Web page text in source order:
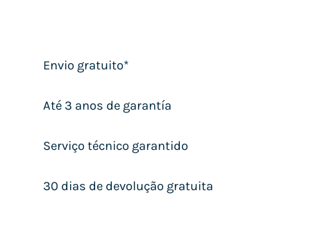
Envio gratuito*
Até 3 anos de garantía
Serviço técnico garantido
30 dias de devolução gratuita